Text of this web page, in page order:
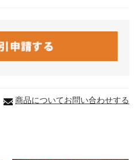
商品についてお問い合わせする